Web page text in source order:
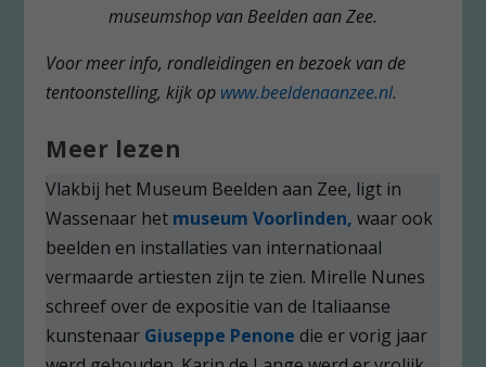
museumshop van Beelden aan Zee.
Voor meer info, rondleidingen en bezoek van de
tentoonstelling, kijk op www.beeldenaanzee.nl.
Meer lezen
Vlakbij het Museum Beelden aan Zee, ligt in
Wassenaar het museum Voorlinden, waar ook
beelden en installaties van internationaal
vermaarde artiesten zijn te zien. Mirelle Nunes
schreef over de expositie van de Italiaanse
kunstenaar Giuseppe Penone die er vorig jaar